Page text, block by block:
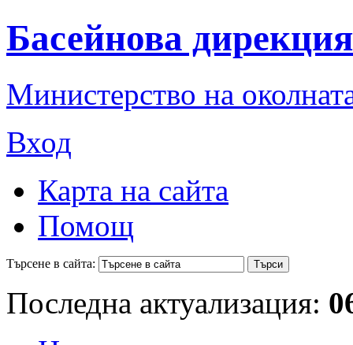
Басейнова
Министерство на
Вход
Карта на сайта
Помощ
Търсене в сайта:
Последна актуализация: